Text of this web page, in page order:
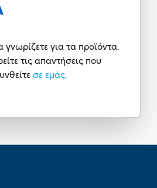
για τα προϊόντα.
τις απαντήσεις που
σε εμάς.